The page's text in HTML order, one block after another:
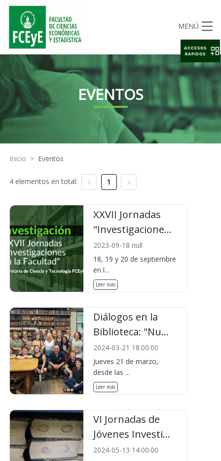
MENÚ
EVENTOS
Inicio > Eventos
4 elementos en total: 1
XXVII Jornadas
"Investigacione...
2023-09-18 null
18, 19 y 20 de septiembre
en l...
Leer más
Diálogos en la
Biblioteca: "Nu...
2024-03-21 18:00:00
Jueves 21 de marzo,
desde las ...
Leer más
VI Jornadas de
Jóvenes Investi...
2024-05-13 14:00:00
ACCESOS
RAPIDOS